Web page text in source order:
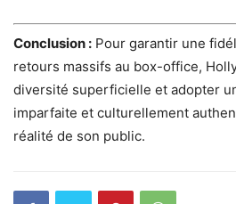
Conclusion : Pour garantir une
retours massifs au box-office,
diversité superficielle et adopter
imparfaite et culturellement
réalité de son public.